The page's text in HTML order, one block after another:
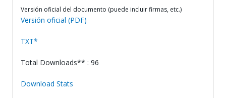
Versión oficial del documento (puede incluir firmas, etc.)
Versión oficial (PDF)
TXT*
Total Downloads** : 96
Download Stats